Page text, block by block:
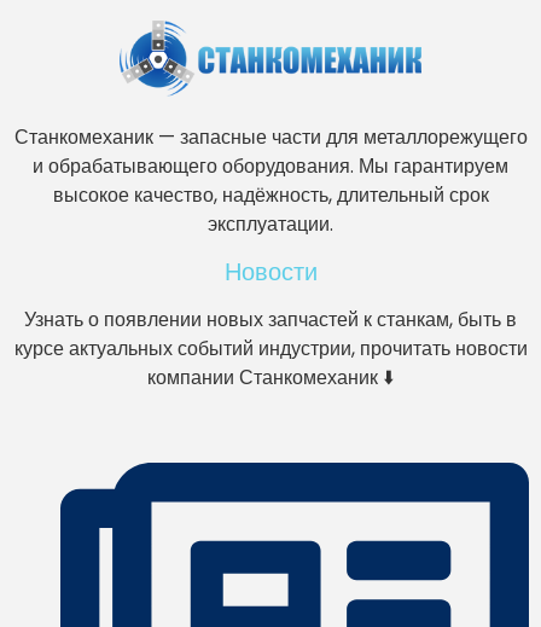
Станкомеханик — запасные части для металлорежущего
и обрабатывающего оборудования. Мы гарантируем
высокое качество, надёжность, длительный срок
эксплуатации.
Новости
Узнать о появлении новых запчастей к станкам, быть в
курсе актуальных событий индустрии, прочитать новости
компании Станкомеханик ⬇️